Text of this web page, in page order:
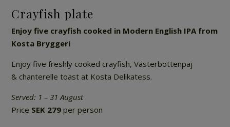
Crayfish plate
Enjoy five crayfish cooked in Modern English IPA from
Kosta Bryggeri
Enjoy five freshly cooked crayfish, Västerbottenpaj
& chanterelle toast at Kosta Delikatess.
Served: 1 – 31 August
Price SEK 279 per person